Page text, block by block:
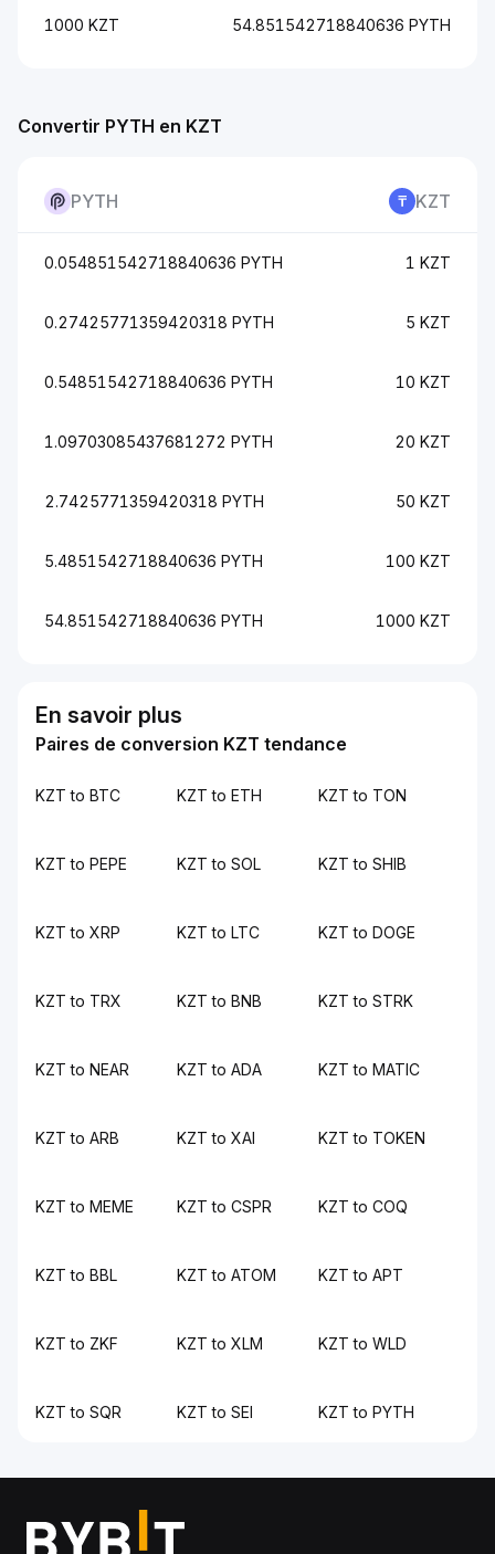
Convertir PYTH en KZT
PYTH KZT
0.054851542718840636 PYTH 1 KZT
0.27425771359420318 PYTH 5 KZT
0.54851542718840636 PYTH 10 KZT
1.09703085437681272 PYTH 20 KZT
2.7425771359420318 PYTH 50 KZT
5.4851542718840636 PYTH 100 KZT
54.851542718840636 PYTH 1000 KZT
1000 KZT 54.851542718840636 PYTH
En savoir plus
Paires de conversion KZT tendance
KZT to BTC KZT to ETH KZT to TON
KZT to PEPE KZT to SOL KZT to SHIB
KZT to XRP KZT to LTC KZT to DOGE
KZT to TRX KZT to BNB KZT to STRK
KZT to NEAR KZT to ADA KZT to MATIC
KZT to ARB KZT to XAI KZT to TOKEN
KZT to MEME KZT to CSPR KZT to COQ
KZT to BBL KZT to ATOM KZT to APT
KZT to ZKF KZT to XLM KZT to WLD
KZT to SQR KZT to SEI KZT to PYTH